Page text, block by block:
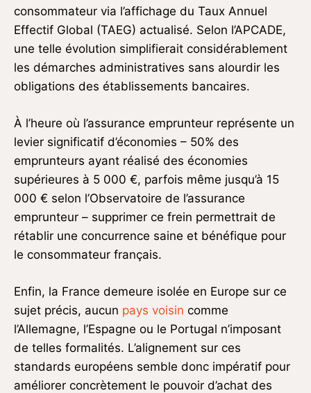
consommateur via l’affichage du Taux Annuel
Effectif Global (TAEG) actualisé. Selon l’APCADE,
une telle évolution simplifierait considérablement
les démarches administratives sans alourdir les
obligations des établissements bancaires.
À l’heure où l’assurance emprunteur représente un
levier significatif d’économies – 50% des
emprunteurs ayant réalisé des économies
supérieures à 5 000 €, parfois même jusqu’à 15
000 € selon l’Observatoire de l’assurance
emprunteur – supprimer ce frein permettrait de
rétablir une concurrence saine et bénéfique pour
le consommateur français.
Enfin, la France demeure isolée en Europe sur ce
sujet précis, aucun pays voisin comme
l’Allemagne, l’Espagne ou le Portugal n’imposant
de telles formalités. L’alignement sur ces
standards européens semble donc impératif pour
améliorer concrètement le pouvoir d’achat des